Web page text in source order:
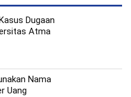
Dugaan
Atma
Nama
Uang